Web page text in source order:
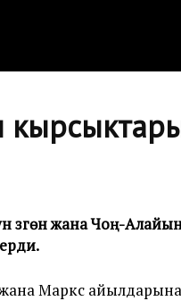
Өзгөн жана Чоң-
Маркс